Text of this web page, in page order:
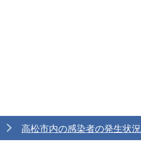
高松市内の感染者の発生状況